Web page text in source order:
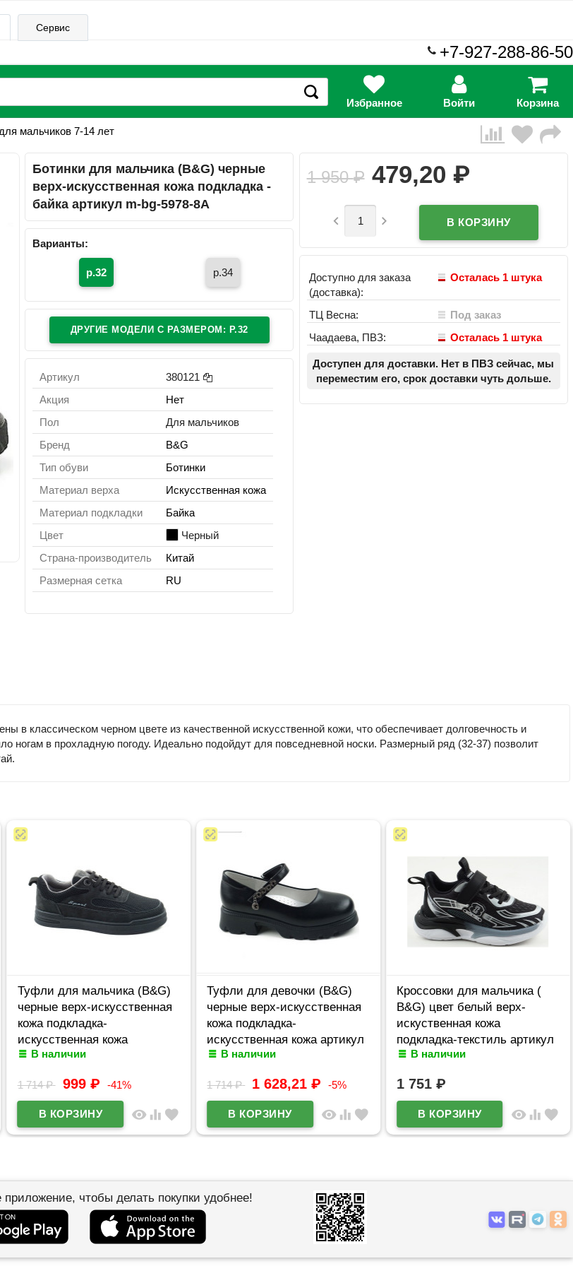
Сервис
+7-927-288-86-50
Избранное Войти Корзина
мальчиков 7-14 лет
Ботинки для мальчика (B&G) черные
верх-искусственная кожа подкладка -
байка артикул m-bg-5978-8A
Варианты:
р.32 р.34
ДРУГИЕ МОДЕЛИ C РАЗМЕРОМ: Р.32
Артикул
380121
Акция
Нет
Пол
Для мальчиков
Бренд
B&G
Тип обуви
Ботинки
Материал верха
Искусственная кожа
Материал подкладки
Байка
Цвет
Черный
Страна-производитель
Китай
Размерная сетка
RU
1 950₽ 479,20 ₽
 
Доступно для заказа
(доставка):
Осталась 1 штука
ТЦ Весна:
Под заказ
Чаадаева, ПВЗ:
Осталась 1 штука
Доступен для доставки. Нет в ПВЗ сейчас, мы
переместим его, срок доставки чуть дольше.
в классическом черном цвете из качественной искусственной кожи, что обеспечивает долговечность и
ногам в прохладную погоду. Идеально подойдут для повседневной носки. Размерный ряд (32-37) позволит
Туфли для мальчика (B&G)
черные верх-искусственная
кожа подкладка-
искусственная кожа
размерный ряд 33-38
В наличии
1 714₽ 999 ₽ -41%
visibility equalizer favorite
Туфли для девочки (B&G)
черные верх-искусственная
кожа подкладка-
искусственная кожа артикул
m-bg-8783-1A
В наличии
1 714₽ 1 628,21₽ -5%
visibility equalizer favorite
Кроссовки для мальчика (
B&G) цвет белый верх-
искуственная кожа
подкладка-текстиль артикул
dz-1801-5A
В наличии
1 751₽
visibility equalizer favorite
чтобы делать покупки удобнее!